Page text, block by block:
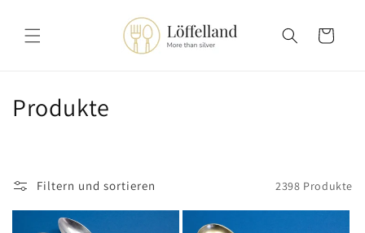
Inhalt
Warenkorb
K
e
Produkte
Filtern und sortieren 2398 Produkte